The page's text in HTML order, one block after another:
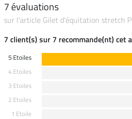
7 évaluations
sur l'article Gilet d'équitation stretch
7 client(s) sur 7 recommande(nt) cet
5 Etoiles
4 Etoiles
3 Etoiles
2 Etoiles
1 Etoile